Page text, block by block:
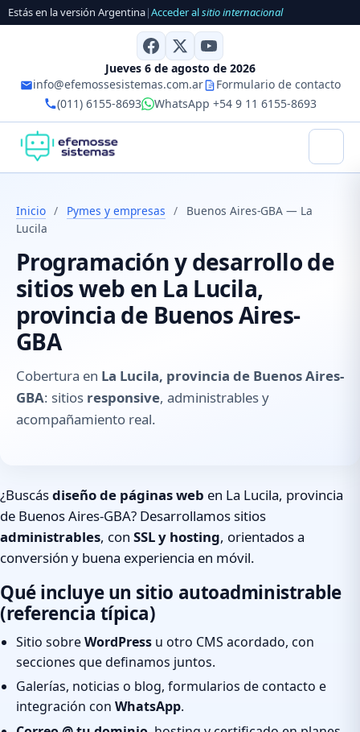
Estás en la versión Argentina|Acceder alsitio internacional
Jueves 6 de agosto de 2026
info@efemossesistemas.com.ar
Formulario de contacto
(011) 6155-8693
WhatsApp +54 9 11 6155-8693
Inicio / Pymes y empresas /
Buenos Aires-GBA — La
Lucila
Programación y desarrollo de
sitios web en La Lucila,
provincia de Buenos Aires-
GBA
Cobertura en La Lucila, provincia de Buenos Aires-
GBA: sitios responsive, administrables y
acompañamiento real.
¿Buscásdiseño de páginas web en La Lucila, provincia
de Buenos Aires-GBA? Desarrollamos sitios
administrables, con SSL y hosting, orientados a
conversión y buena experiencia en móvil.
Qué incluye un sitio autoadministrable
(referencia típica)
Sitio sobreWordPress u otro CMS acordado, con
secciones que definamos juntos.
Galerías, noticias o blog, formularios de contacto e
integración con WhatsApp.